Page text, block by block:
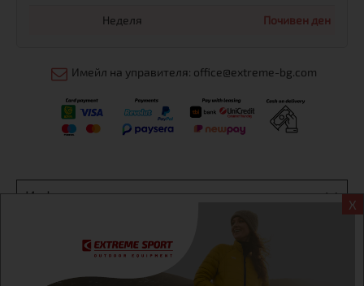
X
Неделя Почивен ден
Имейл на управителя: office@extreme-bg.com
Информация
Екстрем спорт ЕООД, BG131452613, административен адрес
гр. София, Овча купел, ул.692, №12, офис 1, магазини
гр.София,бул. Дондуков 42, тел.:+359 895461012